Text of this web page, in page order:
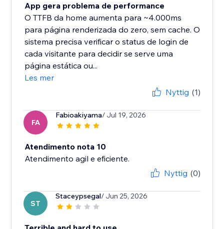
App gera problema de performance
O TTFB da home aumenta para ~4.000ms
para página renderizada do zero, sem cache. O
sistema precisa verificar o status de login de
cada visitante para decidir se serve uma
página estática ou...
Les mer
Nyttig (1)
FA
Fabioakiyama/ Jul 19, 2026
Atendimento nota 10
Atendimento agil e eficiente.
Nyttig (0)
ST
Staceypsegal/ Jun 25, 2026